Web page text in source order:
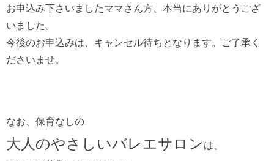
お申込み下さいましたママさん方、本当にありがとうござ
いました。
今後のお申込みは、キャンセル待ちとなります。ご了承く
ださいませ。
なお、保育なしの
大人のやさしいバレエサロン は、